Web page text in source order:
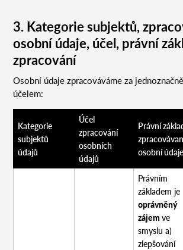
3. Kategorie subjektů,
osobní údaje, účel, právní
zpracování
Osobní údaje zpracováváme za
účelem:
Kategorie
subjektů
údajů
Účel
zpracování
osobních
údajů
Právní
osobní údaje
Právním
základem je
oprávněný
zájemve
smyslu a)
zlepšování